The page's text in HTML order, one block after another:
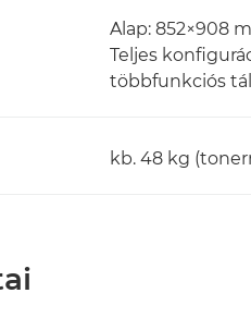
Alap: 852×908
Teljes
többfunkciós
kb. 48 kg